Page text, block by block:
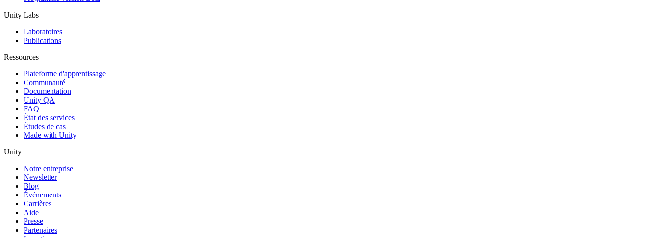
Unity Labs
Laboratoires
Publications
Ressources
Plateforme d'apprentissage
Communauté
Documentation
Unity QA
FAQ
État des services
Études de cas
Made with Unity
Unity
Notre entreprise
Newsletter
Blog
Événements
Carrières
Aide
Presse
Partenaires